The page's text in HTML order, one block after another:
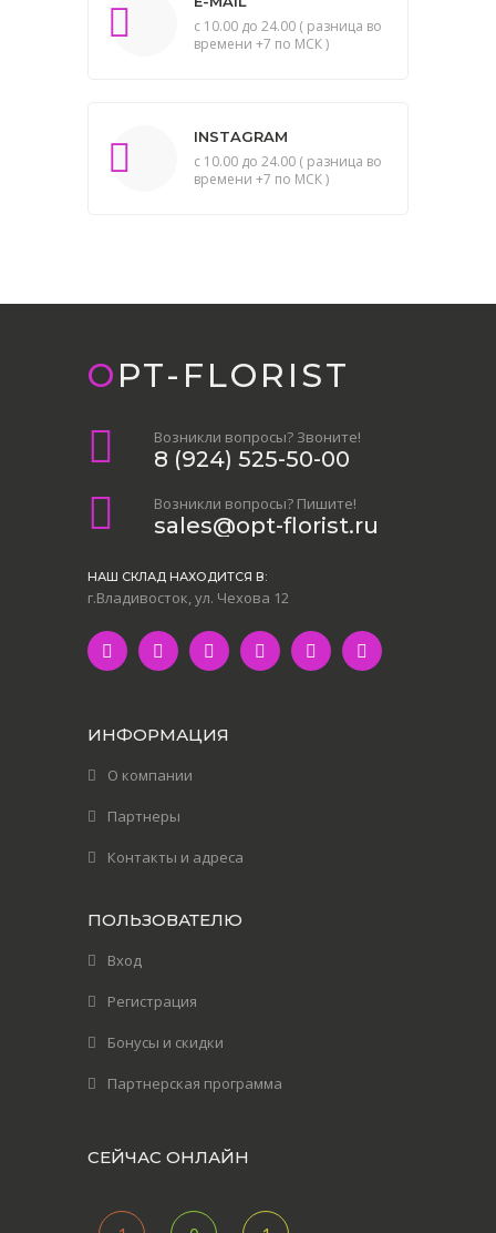
с 10.00 до 24.00 ( разница во
времени +7 по МСК )
INSTAGRAM
с 10.00 до 24.00 ( разница во
времени +7 по МСК )
OPT-FLORIST
Возникли вопросы? Звоните!
8 (924) 525-50-00
Возникли вопросы? Пишите!
sales@opt-florist.ru
НАШ СКЛАД НАХОДИТСЯ В:
г.Владивосток, ул. Чехова 12
ИНФОРМАЦИЯ
О компании
Партнеры
Контакты и адреса
ПОЛЬЗОВАТЕЛЮ
Вход
Регистрация
Бонусы и скидки
Партнерская программа
СЕЙЧАС ОНЛАЙН